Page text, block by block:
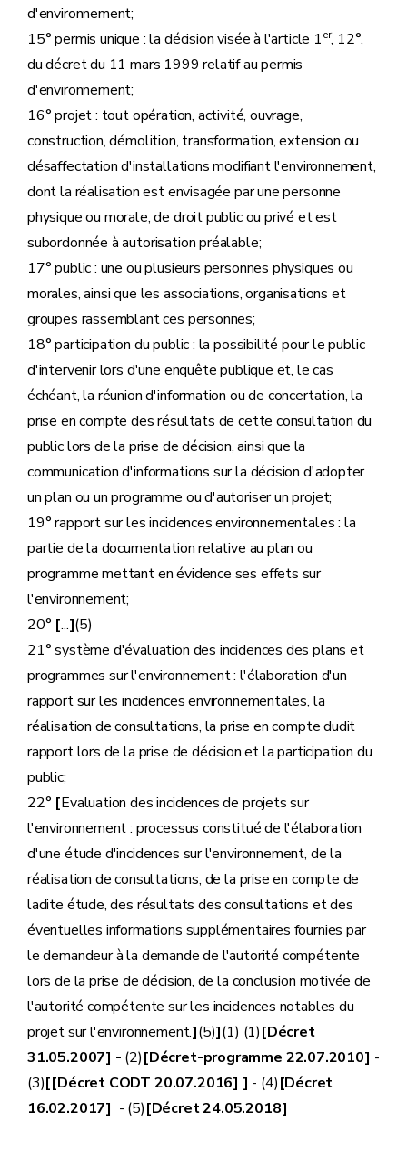
d'environnement;
15° permis unique : la décision visée à l'article 1er, 12°,
du décret du 11 mars 1999 relatif au permis
d'environnement;
16° projet : tout opération, activité, ouvrage,
construction, démolition, transformation, extension ou
désaffectation d'installations modifiant l'environnement,
dont la réalisation est envisagée par une personne
physique ou morale, de droit public ou privé et est
subordonnée à autorisation préalable;
17° public : une ou plusieurs personnes physiques ou
morales, ainsi que les associations, organisations et
groupes rassemblant ces personnes;
18° participation du public : la possibilité pour le public
d'intervenir lors d'une enquête publique et, le cas
échéant, la réunion d'information ou de concertation, la
prise en compte des résultats de cette consultation du
public lors de la prise de décision, ainsi que la
communication d'informations sur la décision d'adopter
un plan ou un programme ou d'autoriser un projet;
19° rapport sur les incidences environnementales : la
partie de la documentation relative au plan ou
programme mettant en évidence ses effets sur
l'environnement;
20° [...](5)
21° système d'évaluation des incidences des plans et
programmes sur l'environnement : l'élaboration d'un
rapport sur les incidences environnementales, la
réalisation de consultations, la prise en compte dudit
rapport lors de la prise de décision et la participation du
public;
22° [Evaluation des incidences de projets sur
l'environnement : processus constitué de l'élaboration
d'une étude d'incidences sur l'environnement, de la
réalisation de consultations, de la prise en compte de
ladite étude, des résultats des consultations et des
éventuelles informations supplémentaires fournies par
le demandeur à la demande de l'autorité compétente
lors de la prise de décision, de la conclusion motivée de
l'autorité compétente sur les incidences notables du
projet sur l'environnement.](5)](1) (1)[Décret
31.05.2007] - (2)[Décret-programme 22.07.2010] -
(3)[[Décret CODT 20.07.2016] ] - (4)[Décret
16.02.2017] - (5)[Décret 24.05.2018]